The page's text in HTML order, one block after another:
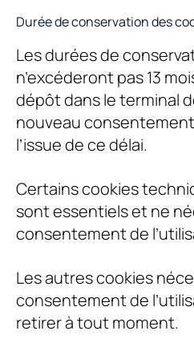
Durée de conservation des
Les durées de
n’excéderont pas 13
dépôt dans le terminal
nouveau
l’issue de ce délai.
Certains cookies
sont essentiels et ne
consentement de
Les autres cookies
consentement de
retirer à tout moment.